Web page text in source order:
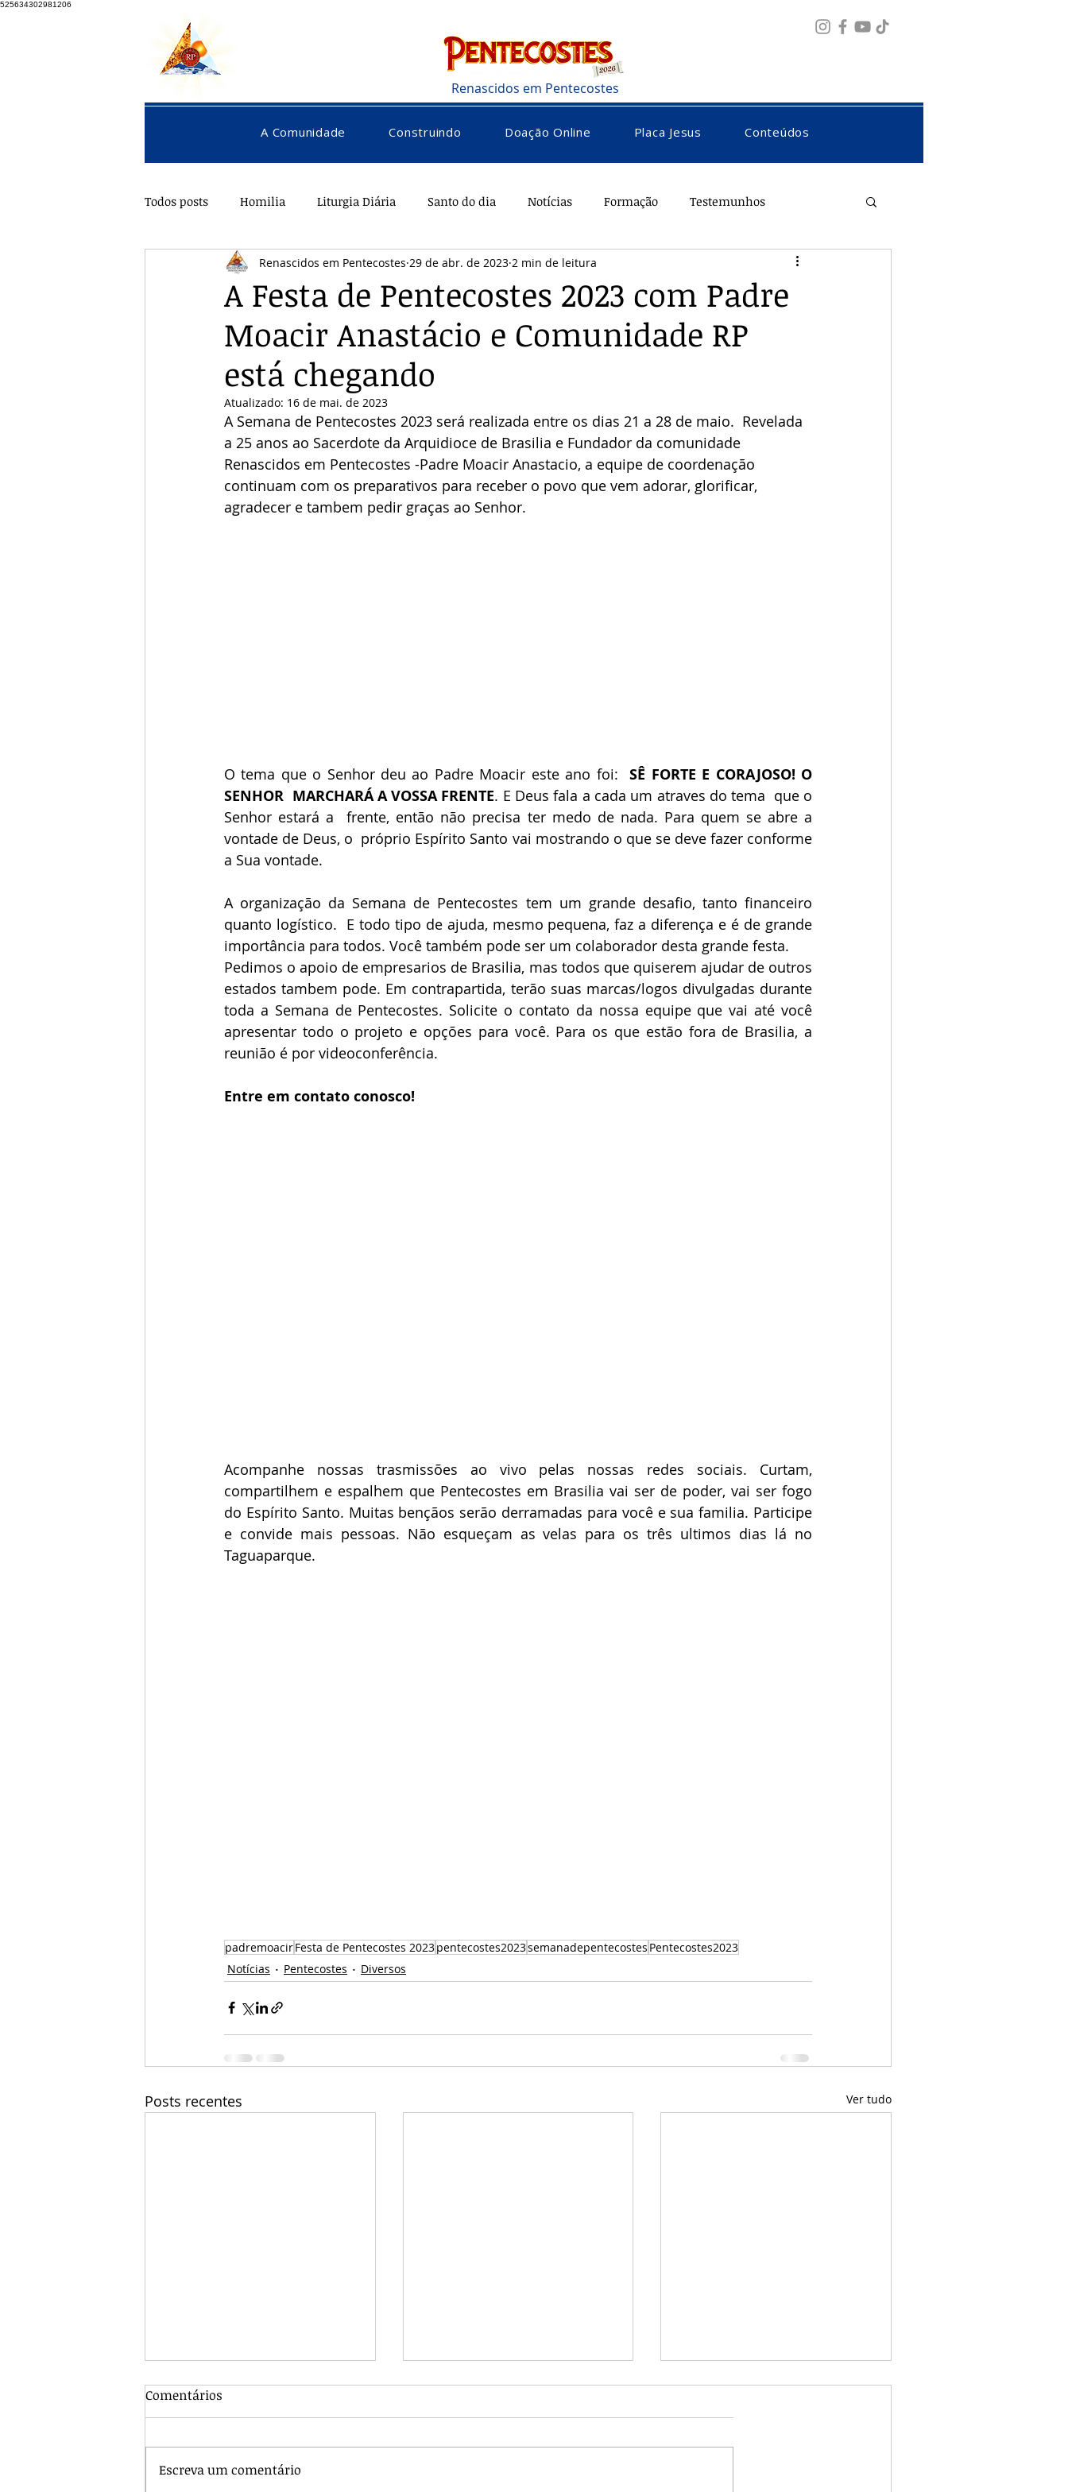
525634302981206
Renascidos em Pentecostes
A Comunidade Construindo Doação Online Placa Jesus Conteúdos
Todos posts Homilia Liturgia Diária Santo do dia Notícias Formação Testemunhos
Pentecostes Galeria Orações Saúde Diversos Vocacional
A Festa de Pentecostes 2023 com Padre
Moacir Anastácio e Comunidade RP
está chegando
Renascidos em Pentecostes 29 de abr. de 2023 2 min de leitura
Atualizado: 16 de mai. de 2023
A Semana de Pentecostes 2023 será realizada entre os dias 21 a 28 de maio.  Revelada
a 25 anos ao Sacerdote da Arquidioce de Brasilia e Fundador da comunidade
Renascidos em Pentecostes -Padre Moacir Anastacio, a equipe de coordenação
continuam com os preparativos para receber o povo que vem adorar, glorificar,
agradecer e tambem pedir graças ao Senhor.
O tema que o Senhor deu ao Padre Moacir este ano foi: SÊ FORTE E CORAJOSO! O
SENHOR  MARCHARÁ A VOSSA FRENTE. E Deus fala a cada um atraves do tema  que o
Senhor estará a  frente, então não precisa ter medo de nada. Para quem se abre a
vontade de Deus, o  próprio Espírito Santo vai mostrando o que se deve fazer conforme
a Sua vontade.
A organização da Semana de Pentecostes tem um grande desafio, tanto financeiro
quanto logístico.  E todo tipo de ajuda, mesmo pequena, faz a diferença e é de grande
importância para todos. Você também pode ser um colaborador desta grande festa.
Pedimos o apoio de empresarios de Brasilia, mas todos que quiserem ajudar de outros
estados tambem pode. Em contrapartida, terão suas marcas/logos divulgadas durante
toda a Semana de Pentecostes. Solicite o contato da nossa equipe que vai até você
apresentar todo o projeto e opções para você. Para os que estão fora de Brasilia, a
reunião é por videoconferência.
Entre em contato conosco!
Acompanhe nossas trasmissões ao vivo pelas nossas redes sociais. Curtam,
compartilhem e espalhem que Pentecostes em Brasilia vai ser de poder, vai ser fogo
do Espírito Santo. Muitas bençãos serão derramadas para você e sua familia. Participe
e convide mais pessoas. Não esqueçam as velas para os três ultimos dias lá no
Taguaparque.
padremoacirFesta de Pentecostes 2023pentecostes2023semanadepentecostes Pentecostes2023
Notícias
Pentecostes Diversos
Posts recentes Ver tudo
Comentários
Escreva um comentário